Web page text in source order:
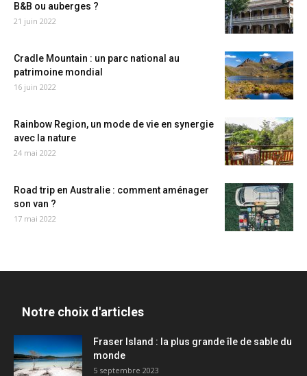
B&B ou auberges ?
21 juin 2022
Cradle Mountain : un parc national au
patrimoine mondial
16 juin 2022
Rainbow Region, un mode de vie en synergie
avec la nature
24 mai 2022
Road trip en Australie : comment aménager
son van ?
17 mai 2022
Notre choix d'articles
Fraser Island : la plus grande île de sable du
monde
5 septembre 2023